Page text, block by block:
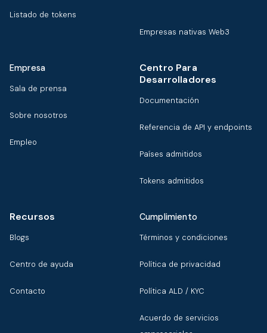
Listado de tokens
Empresas nativas Web3
Empresa
Sala de prensa
Sobre nosotros
Empleo
Centro Para
Desarrolladores
Documentación
Referencia de API y endpoints
Países admitidos
Tokens admitidos
Recursos
Blogs
Centro de ayuda
Contacto
Cumplimiento
Términos y condiciones
Política de privacidad
Política ALD / KYC
Acuerdo de servicios